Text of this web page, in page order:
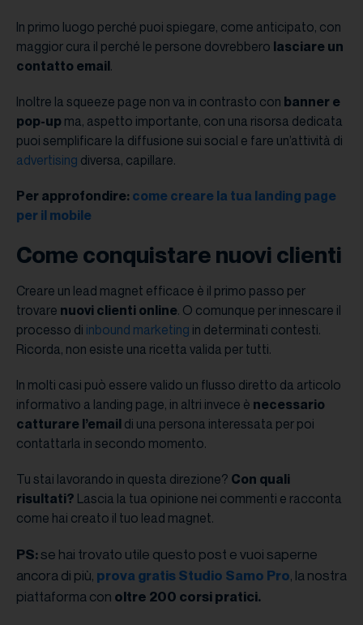
In primo luogo perché puoi spiegare, come anticipato, con
maggior cura il perché le persone dovrebbero lasciare un
contatto email.
Inoltre la squeeze page non va in contrasto con banner e
pop-up ma, aspetto importante, con una risorsa dedicata
puoi semplificare la diffusione sui social e fare un’attività di
advertising diversa, capillare.
Per approfondire: come creare la tua landing page
per il mobile
Come conquistare nuovi clienti
Creare un lead magnet efficace è il primo passo per
trovare nuovi clienti online. O comunque per innescare il
processo di inbound marketing in determinati contesti.
Ricorda, non esiste una ricetta valida per tutti.
In molti casi può essere valido un flusso diretto da articolo
informativo a landing page, in altri invece è necessario
catturare l’email di una persona interessata per poi
contattarla in secondo momento.
Tu stai lavorando in questa direzione? Con quali
risultati? Lascia la tua opinione nei commenti e racconta
come hai creato il tuo lead magnet.
PS:se hai trovato utile questo post e vuoi saperne
ancora di più, prova gratis Studio Samo Pro, la nostra
piattaforma con oltre 200 corsi pratici.